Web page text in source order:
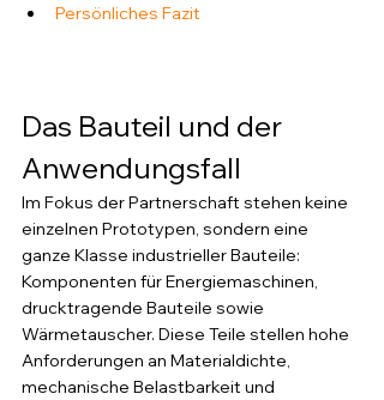
Persönliches Fazit
Das Bauteil und der
Anwendungsfall
Im Fokus der Partnerschaft stehen keine
einzelnen Prototypen, sondern eine
ganze Klasse industrieller Bauteile:
Komponenten für Energiemaschinen,
drucktragende Bauteile sowie
Wärmetauscher. Diese Teile stellen hohe
Anforderungen an Materialdichte,
mechanische Belastbarkeit und